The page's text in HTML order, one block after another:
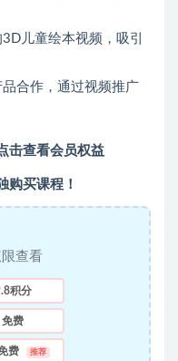
儿童绘本视频，吸引
品合作，通过视频推广
击查看会员权益
购买课程！
查看
积分
免费
费 推荐